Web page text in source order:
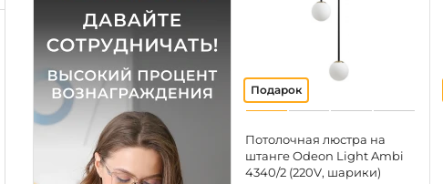
Потолочная люстра на
штанге Odeon Light Ambi
4340/2 (220V, шарики)